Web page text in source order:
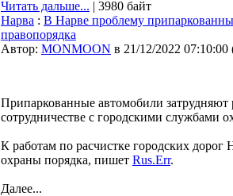
Читать дальше... | 3980 байт
Нарва : В Нарве проблему
правопорядка
Автор: MONMOON в 21/12/2022 07:10:00
Припаркованные автомобили затрудняют
сотрудничестве с городскими службами
К работам по расчистке городских
охраны порядка, пишет Rus.Err.
Далее...